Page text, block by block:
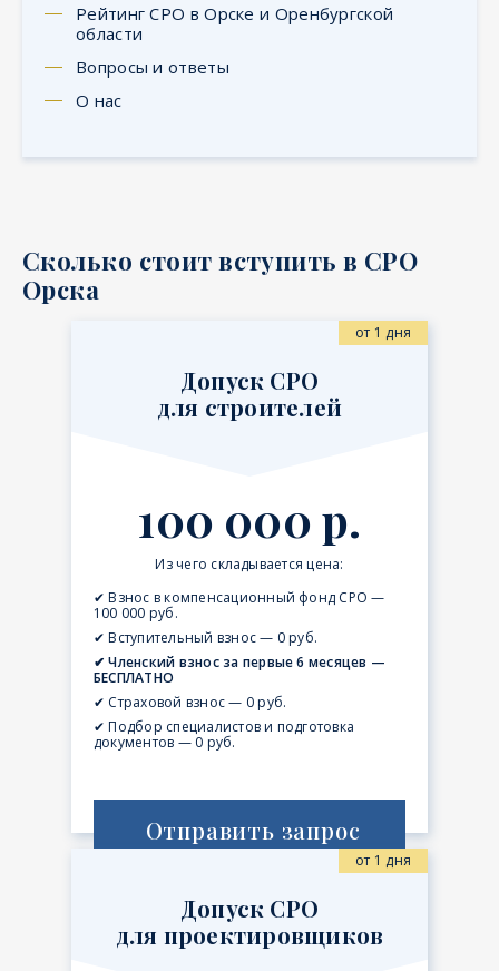
Рейтинг СРО в Орске и Оренбургской
области
Вопросы и ответы
О нас
Сколько стоит вступить в СРО
Орска
от 1 дня
Допуск СРО
для строителей
100 000 р.
Из чего складывается цена:
✔ Взнос в компенсационный фонд СРО —
100 000 руб.
✔ Вступительный взнос — 0 руб.
✔ Членский взнос за первые 6 месяцев —
БЕСПЛАТНО
✔ Страховой взнос — 0 руб.
✔ Подбор специалистов и подготовка
документов — 0 руб.
Отправить запрос
от 1 дня
Допуск СРО
для проектировщиков